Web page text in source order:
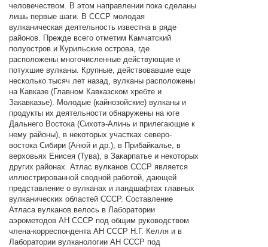
человечеством. В этом направлении пока сделаны
лишь первые шаги. В СССР молодая
вулканическая деятельность известна в ряде
районов. Прежде всего отметим Камчатский
полуостров и Курильские острова, где
расположены многочисленные действующие и
потухшие вулканы. Крупные, действовавшие еще
несколько тысяч лет назад, вулканы расположены
на Кавказе (Главном Кавказском хребте и
Закавказье). Молодые (кайнозойские) вулканы и
продукты их деятельности обнаружены на юге
Дальнего Востока (Сихотэ-Алинь и прилегающие к
нему районы), в некоторых участках северо-
востока Сибири (Анюй и др.), в Прибайкалье, в
верховьях Енисея (Тува), в Закарпатье и некоторых
других районах. Атлас вулканов СССР является
иллюстрированной сводной работой, дающей
представление о вулканах и ландшафтах главных
вулканических областей СССР. Составление
Атласа вулканов велось в Лаборатории
аэрометодов АН СССР под общим руководством
члена-корреспондента АН СССР Н.Г. Келля и в
Лаборатории вулканологии АН СССР под